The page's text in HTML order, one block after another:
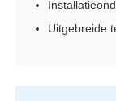
Uitgebreide